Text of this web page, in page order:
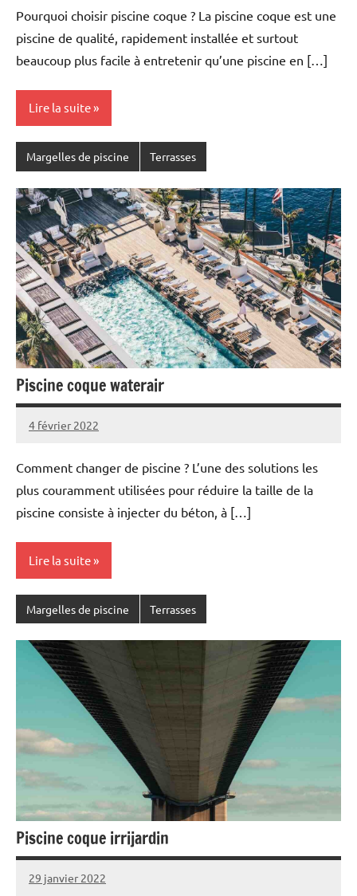
Pourquoi choisir piscine coque ? La piscine coque est une
piscine de qualité, rapidement installée et surtout
beaucoup plus facile à entretenir qu’une piscine en […]
Lire la suite
Margelles de piscine Terrasses
Piscine coque waterair
4 février 2022
Comment changer de piscine ? L’une des solutions les
plus couramment utilisées pour réduire la taille de la
piscine consiste à injecter du béton, à […]
Lire la suite
Margelles de piscine Terrasses
Piscine coque irrijardin
29 janvier 2022